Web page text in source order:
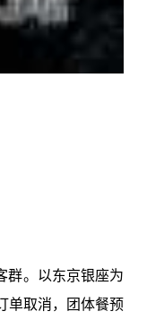
群。以东京银座为
单取消，团体餐预